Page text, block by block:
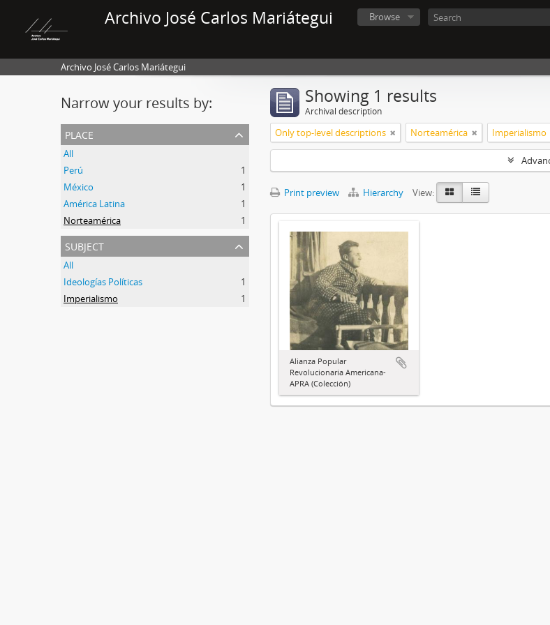
Archivo José Carlos Mariátegui Browse
Archivo José Carlos Mariátegui
Narrow your results by:
place
All
Perú
1
México
1
América Latina
1
Norteamérica
1
subject
All
Ideologías Políticas
1
Imperialismo
1
Showing 1 results
Archival description
Only top-level descriptions Norteamérica Imperialismo
Print preview Hierarchy View:
Alianza Popular
Revolucionaria Americana-
APRA (Colección)